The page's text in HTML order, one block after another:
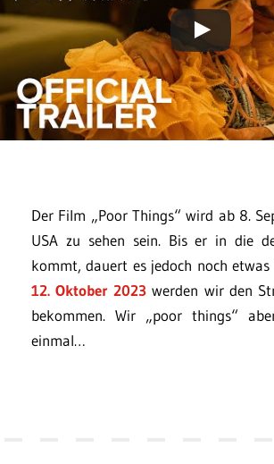
Der Film „Poor Things“ wird ab 8.
USA zu sehen sein. Bis er in die
kommt, dauert es jedoch noch
12. Oktober 2023 werden wir den
bekommen. Wir „poor things“
einmal…